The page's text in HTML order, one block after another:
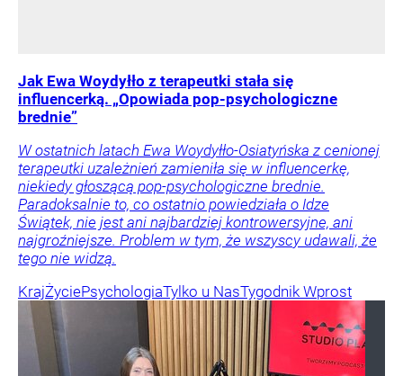
Jak Ewa Woydyłło z terapeutki stała się
influencerką. „Opowiada pop-psychologiczne
brednie”
W ostatnich latach Ewa Woydyłło-Osiatyńska z cenionej
terapeutki uzależnień zamieniła się w influencerkę,
niekiedy głoszącą pop-psychologiczne brednie.
Paradoksalnie to, co ostatnio powiedziała o Idze
Świątek, nie jest ani najbardziej kontrowersyjne, ani
najgroźniejsze. Problem w tym, że wszyscy udawali, że
tego nie widzą.
KrajŻyciePsychologiaTylko u NasTygodnik Wprost